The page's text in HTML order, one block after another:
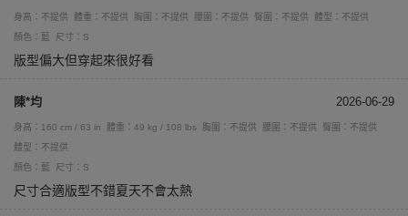
身高：不提供 體重：不提供 胸圍：不提供 腰圍：不提供 臀圍：不提供
體型：不提供
顏色：藍
尺寸：S
版型偏大但穿起來很好看
陳*均 2026-06-29
身高：160 cm / 63 in 體重：49 kg / 108 lbs 胸圍：不提供 腰圍：不提供
臀圍：不提供
體型：不提供
顏色：藍
尺寸：S
尺寸合適版型不錯夏天不會太熱